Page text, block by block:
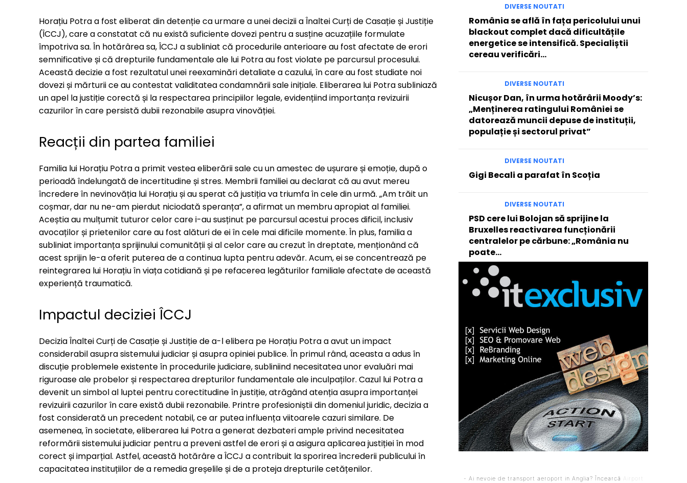
Horațiu Potra a fost eliberat din detenție ca urmare a unei decizii a Înaltei Curți de Casație și Justiție
(ÎCCJ), care a constatat că nu există suficiente dovezi pentru a susține acuzațiile formulate
împotriva sa. În hotărârea sa, ÎCCJ a subliniat că procedurile anterioare au fost afectate de erori
semnificative și că drepturile fundamentale ale lui Potra au fost violate pe parcursul procesului.
Această decizie a fost rezultatul unei reexaminări detaliate a cazului, în care au fost studiate noi
dovezi și mărturii ce au contestat validitatea condamnării sale inițiale. Eliberarea lui Potra subliniază
un apel la justiție corectă și la respectarea principiilor legale, evidențiind importanța revizuirii
cazurilor în care persistă dubii rezonabile asupra vinovăției.
Reacții din partea familiei
Familia lui Horațiu Potra a primit vestea eliberării sale cu un amestec de ușurare și emoție, după o
perioadă îndelungată de incertitudine și stres. Membrii familiei au declarat că au avut mereu
încredere în nevinovăția lui Horațiu și au sperat că justiția va triumfa în cele din urmă. „Am trăit un
coșmar, dar nu ne-am pierdut niciodată speranța”, a afirmat un membru apropiat al familiei.
Aceștia au mulțumit tuturor celor care i-au susținut pe parcursul acestui proces dificil, inclusiv
avocaților și prietenilor care au fost alături de ei în cele mai dificile momente. În plus, familia a
subliniat importanța sprijinului comunității și al celor care au crezut în dreptate, menționând că
acest sprijin le-a oferit puterea de a continua lupta pentru adevăr. Acum, ei se concentrează pe
reintegrarea lui Horațiu în viața cotidiană și pe refacerea legăturilor familiale afectate de această
experiență traumatică.
Impactul deciziei ÎCCJ
Decizia Înaltei Curți de Casație și Justiție de a-l elibera pe Horațiu Potra a avut un impact
considerabil asupra sistemului judiciar și asupra opiniei publice. În primul rând, aceasta a adus în
discuție problemele existente în procedurile judiciare, subliniind necesitatea unor evaluări mai
riguroase ale probelor și respectarea drepturilor fundamentale ale inculpaților. Cazul lui Potra a
devenit un simbol al luptei pentru corectitudine în justiție, atrăgând atenția asupra importanței
revizuirii cazurilor în care există dubii rezonabile. Printre profesioniștii din domeniul juridic, decizia a
fost considerată un precedent notabil, ce ar putea influența viitoarele cazuri similare. De
asemenea, în societate, eliberarea lui Potra a generat dezbateri ample privind necesitatea
reformării sistemului judiciar pentru a preveni astfel de erori și a asigura aplicarea justiției în mod
corect și imparțial. Astfel, această hotărâre a ÎCCJ a contribuit la sporirea încrederii publicului în
capacitatea instituțiilor de a remedia greșelile și de a proteja drepturile cetățenilor.
DIVERSE NOUTATI
România se află în fața pericolului unui
blackout complet dacă dificultățile
energetice se intensifică. Specialiștii
cereau verificări…
DIVERSE NOUTATI
Nicușor Dan, în urma hotărârii Moody’s:
„Menținerea ratingului României se
datorează muncii depuse de instituții,
populație și sectorul privat”
DIVERSE NOUTATI
Gigi Becali a parafat în Scoția
DIVERSE NOUTATI
PSD cere lui Bolojan să sprijine la
Bruxelles reactivarea funcționării
centralelor pe cărbune: „România nu
poate…
- Ai nevoie de transport aeroport in Anglia? Încearcă Airport